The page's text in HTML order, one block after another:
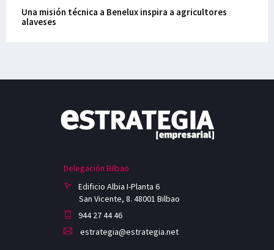
Una misión técnica a Benelux inspira a agricultores
alaveses
Delegación Bilbao
Edificio Albia I-Planta 6
San Vicente, 8. 48001 Bilbao
944 27 44 46
estrategia@estrategia.net